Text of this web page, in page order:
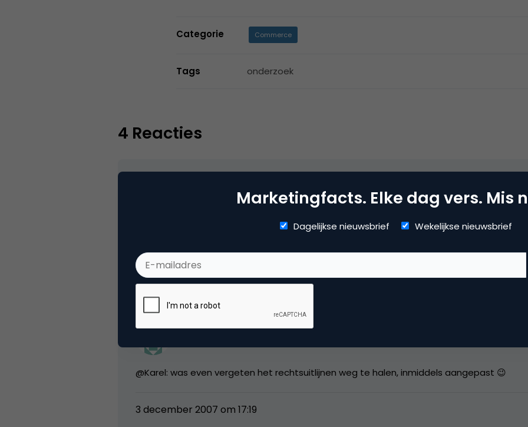
Categorie Commerce
Tags onderzoek
4 Reacties
Karel Geenen
Ik geloof dat er iets mis is gegaan bij de opmaak. Hij geeft hier de afbeelding over de
3 december 2007 om 17:16
@Karel: was even vergeten het rechtsuitlijnen weg te halen, inmiddels aangepast 😉
3 december 2007 om 17:19
Marketingfacts. Elke dag vers. Mis
Dagelijkse nieuwsbrief Wekelijkse nieuwsbrief